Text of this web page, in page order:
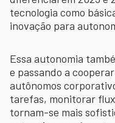
tecnologia como
inovação para
Essa autonomia
e passando a
autônomos
tarefas, monitorar
tornam-se mais